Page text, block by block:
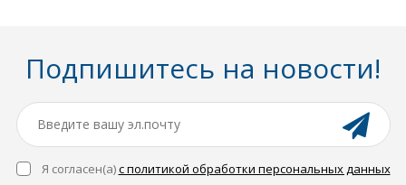
Подпишитесь на новости!
Я согласен(a)с политикой обработки персональных данных